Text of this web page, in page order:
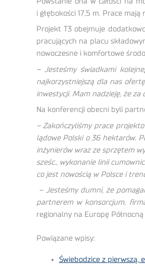
i głębokości 17,5 m. Prace
Projekt T3 obejmuje
pracujących na placu
nowoczesne i komfortowe
– Jesteśmy świadkami
najkorzystniejszą dla nas
inwestycji. Mam nadzieję, że
Na konferencji obecni byli
– Zakończyliśmy prace
lądowe Polski o 36 hektarów.
inżynierów wraz ze sprzętem
sześc., wykonanie linii
co jest nowością w Polsce i
– Jesteśmy dumni, że
partnerem w konsorcjum,
regionalny na Europę Północną
Powiązane wpisy:
Świebodzice z pierwszą,